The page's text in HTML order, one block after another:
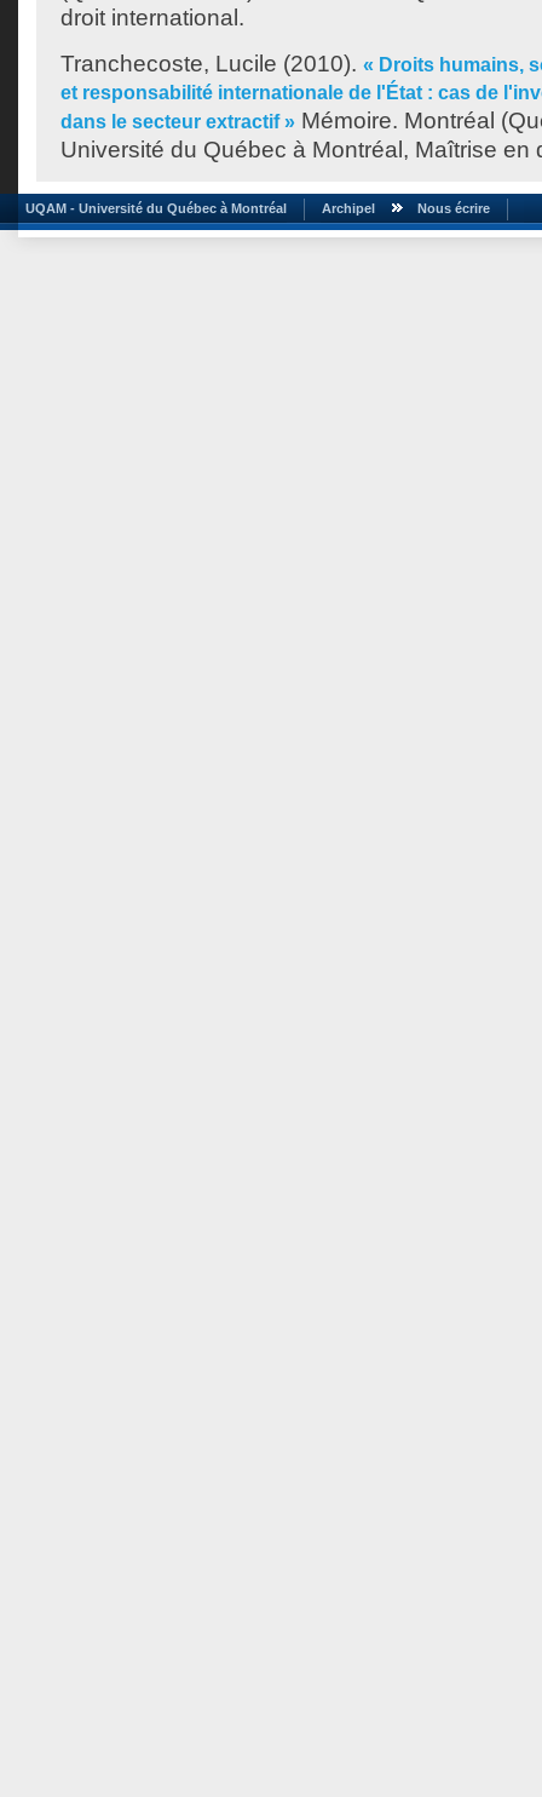
droit international.
Tranchecoste, Lucile (2010). « Droits humains,
et responsabilité internationale de l'État : cas de
dans le secteur extractif » Mémoire. Montréal
Université du Québec à Montréal, Maîtrise en
UQAM - Université du Québec à Montréal Archipel Nous écrire